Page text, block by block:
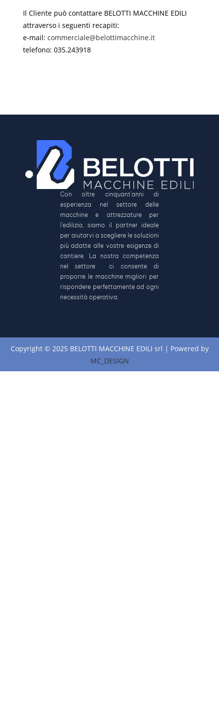
Il Cliente può contattare BELOTTI MACCHINE EDILI
attraverso i seguenti recapiti:
e-mail:commerciale@belottimacchine.it
telefono: 035.243918
Con oltre cinquant’anni di
esperienza nel settore delle
macchine e attrezzature per
l’edilizia, siamo il partner ideale
per aiutarvi a scegliere le soluzioni
più adatte alle vostre esigenze di
cantiere. La nostra competenza
nel settore ci consente di
proporre le macchine migliori per
rispondere perfettamente ad ogni
necessità operativa.
Copyright © 2025 BELOTTI MACCHINE EDILI srl | Powered by
MC_DESIGN